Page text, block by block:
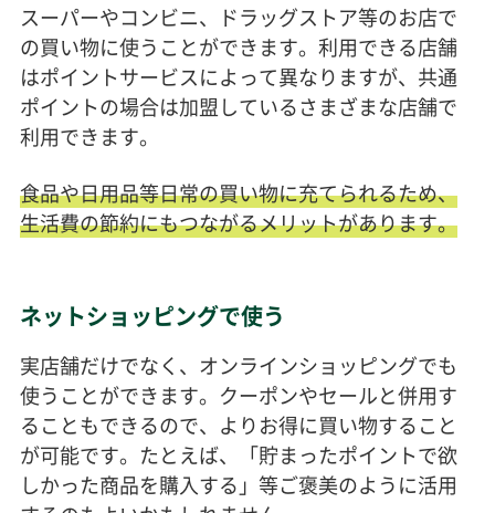
スーパーやコンビニ、ドラッグストア等のお店で
の買い物に使うことができます。利用できる店舗
はポイントサービスによって異なりますが、共通
ポイントの場合は加盟しているさまざまな店舗で
利用できます。
食品や日用品等日常の買い物に充てられるため、
生活費の節約にもつながるメリットがあります。
ネットショッピングで使う
実店舗だけでなく、オンラインショッピングでも
使うことができます。クーポンやセールと併用す
ることもできるので、よりお得に買い物すること
が可能です。たとえば、「貯まったポイントで欲
しかった商品を購入する」等ご褒美のように活用